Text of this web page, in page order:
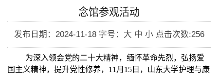
念馆参观活动
发布日期：2024-11-18 字号：大 中 小 点击次数:256
为深入领会党的二十大精神，缅怀革命先烈，弘扬爱
国主义精神，提升党性修养， 11 月 15 日，山东大学护理与康